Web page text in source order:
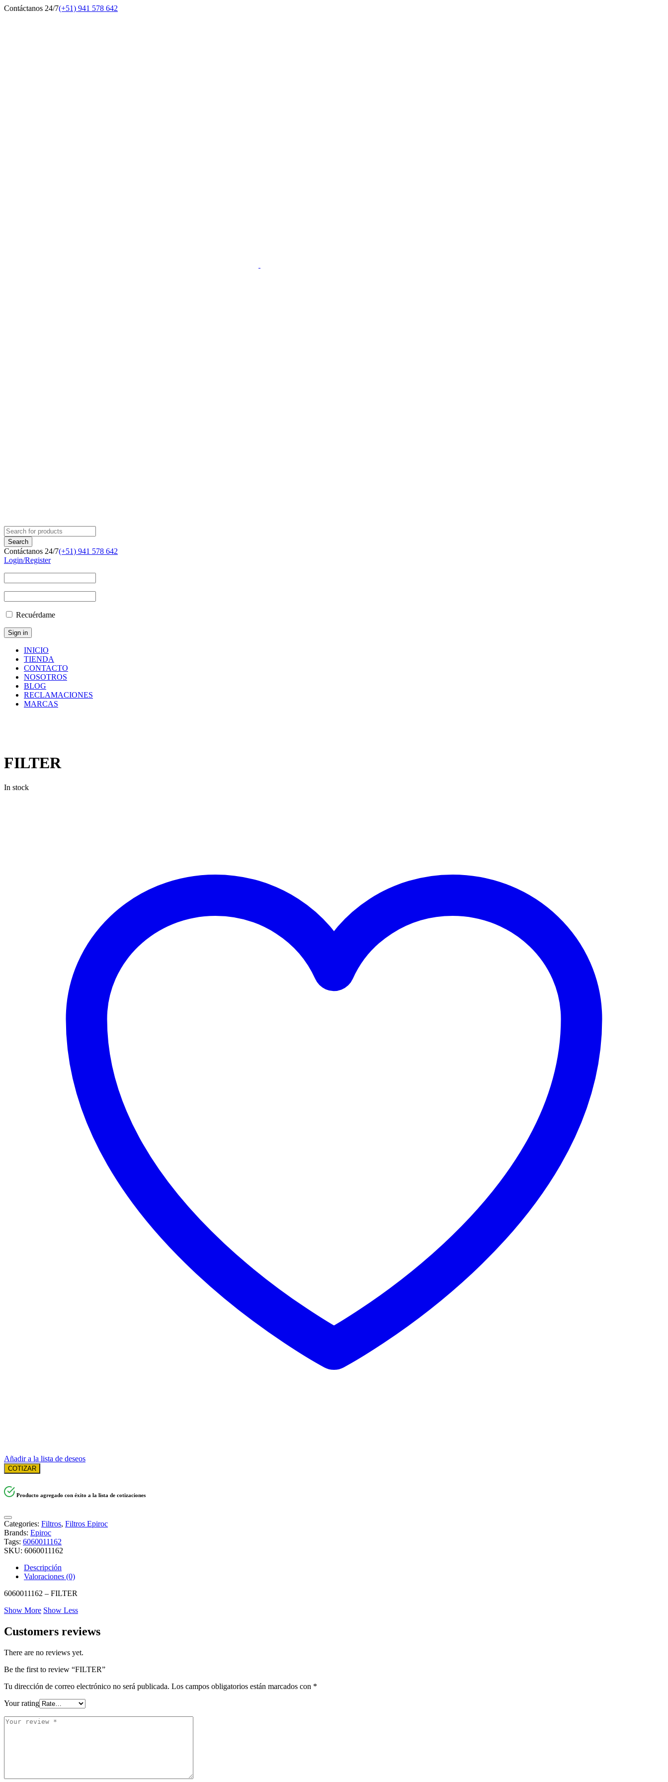
Contáctanos 24/7(+51) 941 578 642
Contáctanos 24/7(+51) 941 578 642
Login/Register
Recuérdame
INICIO
TIENDA
CONTACTO
NOSOTROS
BLOG
RECLAMACIONES
MARCAS
FILTER
In stock
Añadir a la lista de deseos
COTIZAR
Producto agregado con éxito a la lista de cotizaciones
Categories: Filtros, Filtros Epiroc
Brands: Epiroc
Tags: 6060011162
SKU: 6060011162
Descripción
Valoraciones (0)
6060011162 – FILTER
Show More Show Less
Customers reviews
There are no reviews yet.
Be the first to review “FILTER”
Tu dirección de correo electrónico no será publicada. Los campos obligatorios están marcados con *
Your rating